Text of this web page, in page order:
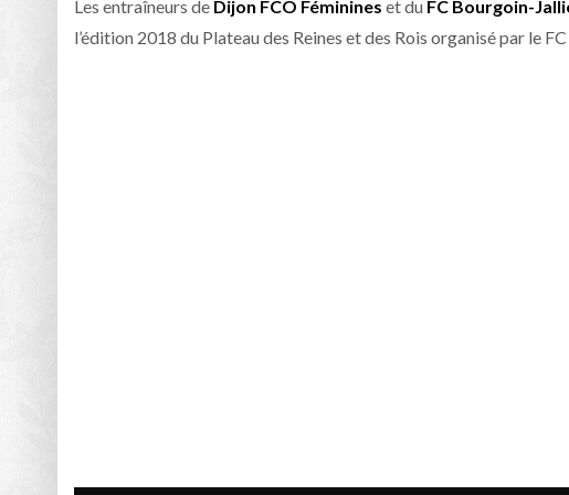
Les entraîneurs de Dijon FCO Féminines et du FC Bourgoin-
l’édition 2018 du Plateau des Reines et des Rois organisé par le